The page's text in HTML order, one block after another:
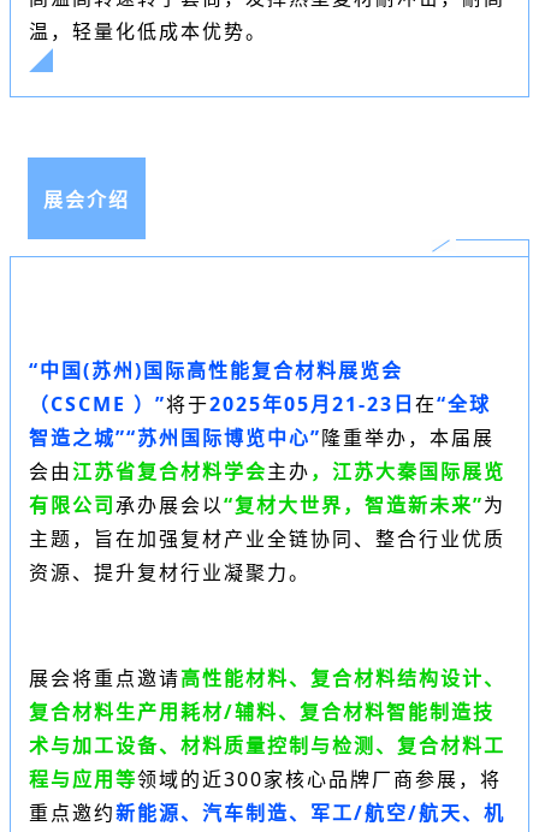
温，轻量化低成本优势。
展会介绍
“中国(苏州)国际高性能复合材料展览会
（CSCME ）”将于2025年05月21-23日在“全球
智造之城”“苏州国际博览中心”隆重举办，本届展
会由江苏省复合材料学会主办，江苏大秦国际展览
有限公司承办展会以“复材大世界，智造新未来”为
主题，旨在加强复材产业全链协同、整合行业优质
资源、提升复材行业凝聚力。
展会将重点邀请高性能材料、复合材料结构设计、
复合材料生产用耗材/辅料、复合材料智能制造技
术与加工设备、材料质量控制与检测、复合材料工
程与应用等领域的近300家核心品牌厂商参展，将
重点邀约新能源、汽车制造、军工/航空/航天、机